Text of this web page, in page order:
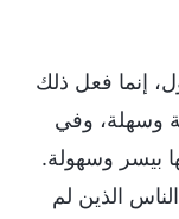
إنما فعل ذلك
وسهلة، وفي
بيسر وسهولة.
الذين لم